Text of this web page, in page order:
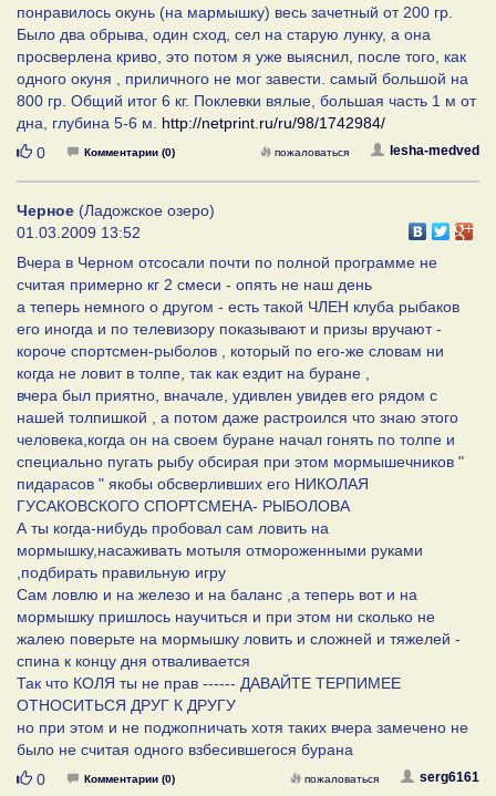
понравилось окунь (на мармышку) весь зачетный от 200 гр.
Было два обрыва, один сход, сел на старую лунку, а она
просверлена криво, это потом я уже выяснил, после того, как
одного окуня , приличного не мог завести. самый большой на
800 гр. Общий итог 6 кг. Поклевки вялые, большая часть 1 м от
дна, глубина 5-6 м. http://netprint.ru/ru/98/1742984/
Нравится
0 Комментарии (0) lesha-medved
пожаловаться
Черное (Ладожское озеро)
01.03.2009 13:52
Вчера в Черном отсосали почти по полной программе не
считая примерно кг 2 смеси - опять не наш день
а теперь немного о другом - есть такой ЧЛЕН клуба рыбаков
его иногда и по телевизору показывают и призы вручают -
короче спортсмен-рыболов , который по его-же словам ни
когда не ловит в толпе, так как ездит на буране ,
вчера был приятно, вначале, удивлен увидев его рядом с
нашей толпишкой , а потом даже растроился что знаю этого
человека,когда он на своем буране начал гонять по толпе и
специально пугать рыбу обсирая при этом мормышечников "
пидарасов " якобы обсверливших его НИКОЛАЯ
ГУСАКОВСКОГО СПОРТСМЕНА- РЫБОЛОВА
А ты когда-нибудь пробовал сам ловить на
мормышку,насаживать мотыля отмороженными руками
,подбирать правильную игру
Сам ловлю и на железо и на баланс ,а теперь вот и на
мормышку пришлось научиться и при этом ни сколько не
жалею поверьте на мормышку ловить и сложней и тяжелей -
спина к концу дня отваливается
Так что КОЛЯ ты не прав ------ ДАВАЙТЕ ТЕРПИМЕЕ
ОТНОСИТЬСЯ ДРУГ К ДРУГУ
но при этом и не поджопничать хотя таких вчера замечено не
было не считая одного взбесившегося бурана
Нравится
0 Комментарии (0) serg6161
пожаловаться